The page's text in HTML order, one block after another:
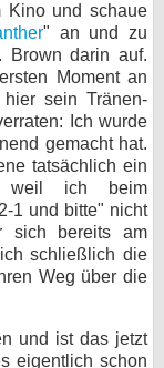
Kino und schaue
" an und zu
Brown darin auf.
Moment an
sein Tränen-
Ich wurde
gemacht hat.
tatsächlich ein
weil ich beim
1 und bitte" nicht
sich bereits am
schließlich die
Weg über die
und ist das jetzt
eigentlich schon